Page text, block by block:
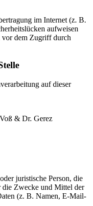
im Internet (z. B.
aufweisen
vor dem Zugriff durch
auf dieser
& Dr. Gerez
juristische Person, die
die Zwecke und Mittel der
(z. B. Namen, E-Mail-